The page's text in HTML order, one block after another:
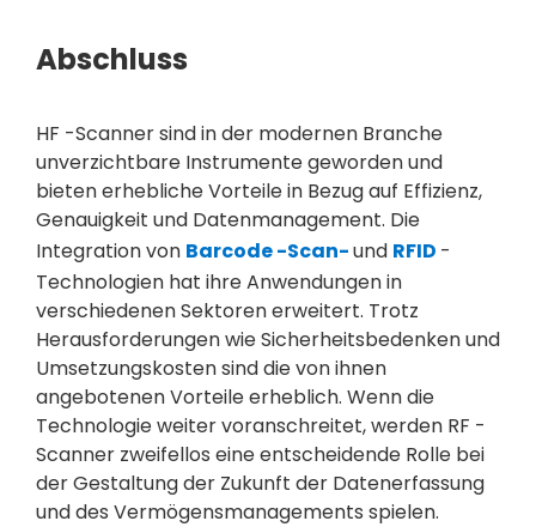
Abschluss
HF -Scanner sind in der modernen Branche
unverzichtbare Instrumente geworden und
bieten erhebliche Vorteile in Bezug auf Effizienz,
Genauigkeit und Datenmanagement. Die
Integration von Barcode -Scan-und RFID -
Technologien hat ihre Anwendungen in
verschiedenen Sektoren erweitert. Trotz
Herausforderungen wie Sicherheitsbedenken und
Umsetzungskosten sind die von ihnen
angebotenen Vorteile erheblich. Wenn die
Technologie weiter voranschreitet, werden RF -
Scanner zweifellos eine entscheidende Rolle bei
der Gestaltung der Zukunft der Datenerfassung
und des Vermögensmanagements spielen.